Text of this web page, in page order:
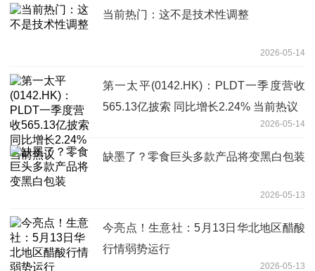
当前热门：这不是技术性调整
2026-05-14
第一太平(0142.HK)：PLDT一季度营收
565.13亿披索 同比增长2.24% 当前热议
2026-05-14
缺墨了？零食巨头多款产品将变黑白包装
2026-05-13
今亮点！生意社：5月13日华北地区醋酸
行情弱势运行
2026-05-13